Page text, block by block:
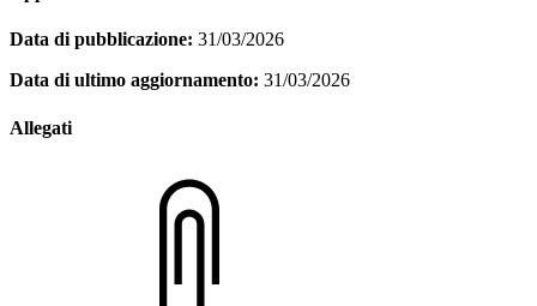
Data di pubblicazione: 31/03/2026
Data di ultimo aggiornamento: 31/03/2026
Allegati